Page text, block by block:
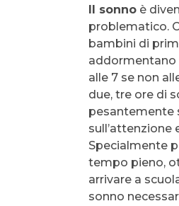
Il sonno è
problematico.
bambini di
addormentano
alle 7 se non
due, tre ore di
pesantemente
sull’attenzione
Specialmente
tempo pieno,
arrivare a
sonno